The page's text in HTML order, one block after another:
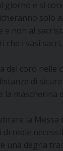
giorno e si
solo al
e non al
che i vasi
del coro nelle
di
mascherina
la
reale
una degna